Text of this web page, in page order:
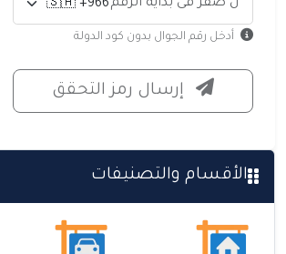
أدخل رقم الجوال بدون كود الدولة
إرسال رمز التحقق
الأقسام والتصنيفات